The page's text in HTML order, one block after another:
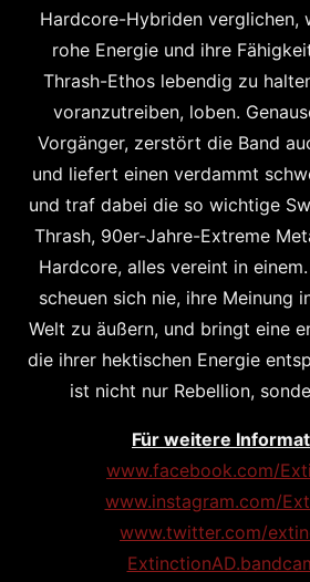
Hardcore-Hybriden verglichen,
rohe Energie und ihre
Thrash-Ethos lebendig zu
voranzutreiben, loben.
Vorgänger, zerstört die Band
und liefert einen verdammt
und traf dabei die so wichtige
Thrash, 90er-Jahre-Extreme
Hardcore, alles vereint in einem.
scheuen sich nie, ihre Meinung
Welt zu äußern, und bringt eine
die ihrer hektischen Energie
ist nicht nur Rebellion,
Für weitere
www.facebook.com/
www.instagram.com/
www.twitter.com/